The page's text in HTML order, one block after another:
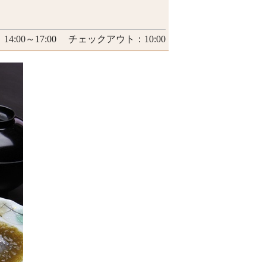
14:00～17:00 チェックアウト：10:00